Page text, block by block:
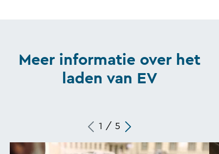
Meer informatie over het
laden van EV
1 / 5